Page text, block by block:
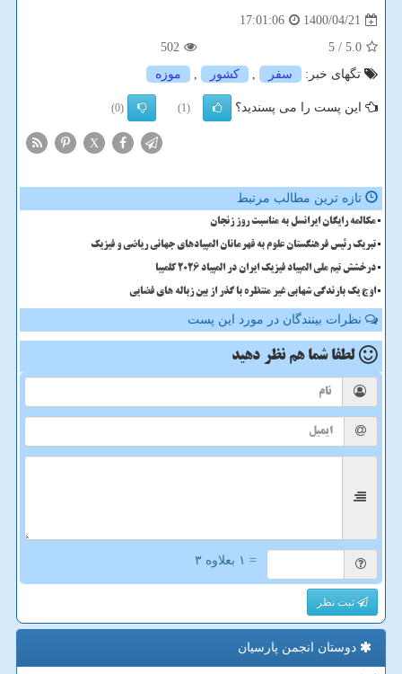
1400/04/21
17:01:06
5.0
/ 5
502
تگهای خبر:
سفر , كشور , موزه
این پست را می پسندید؟ (1)
(0)
X
تازه ترین مطالب مرتبط
مکالمه رایگان ایرانسل به مناسبت روز زنجان
تبریک رئیس فرهنگستان علوم به قهرمانان المپیادهای جهانی ریاضی و فیزیک
درخشش تیم ملی المپیاد فیزیک ایران در المپیاد 2026 کلمبیا
اوج یک بارندگی شهابی غیر منتظره با گذر از بین زباله های فضایی
نظرات بینندگان در مورد این پست
لطفا شما هم نظر دهید
= ۱ بعلاوه ۳
ثبت نظر
دوستان انجمن پارسیان